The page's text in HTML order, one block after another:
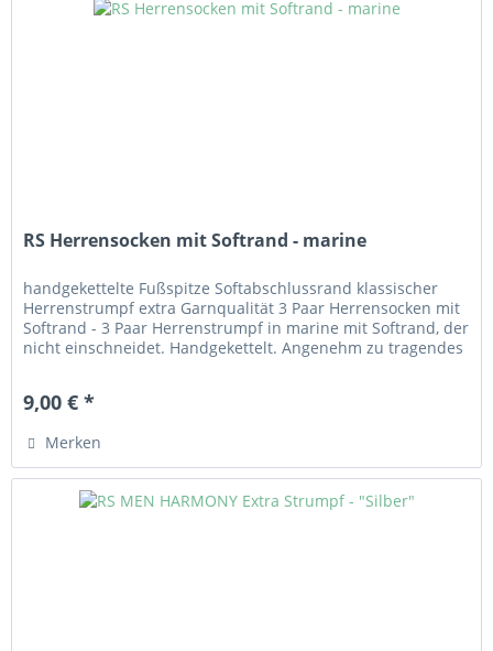
RS Herrensocken mit Softrand - marine
handgekettelte Fußspitze Softabschlussrand klassischer
Herrenstrumpf extra Garnqualität 3 Paar Herrensocken mit
Softrand - 3 Paar Herrenstrumpf in marine mit Softrand, der
nicht einschneidet. Handgekettelt. Angenehm zu tragendes
9,00 € *
Merken